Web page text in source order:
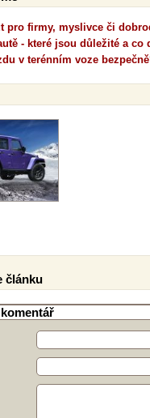
pro firmy, myslivce či
- které jsou důležité a co
v terénním voze
článku